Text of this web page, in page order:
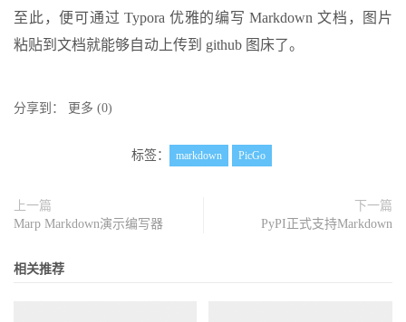
至此，便可通过 Typora 优雅的编写 Markdown 文档，图片
粘贴到文档就能够自动上传到 github 图床了。
分享到： 更多 (0)
标签： markdown PicGo
上一篇
Marp Markdown演示编写器
下一篇
PyPI正式支持Markdown
相关推荐